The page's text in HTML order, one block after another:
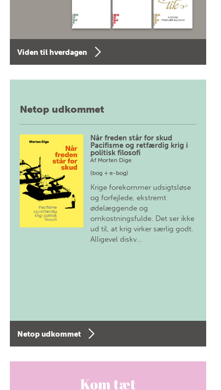
Viden til hverdagen
Netop udkommet
Når freden står for skud
Pacifisme og retfærdig krig i
politisk filosofi
Af Morten Dige
(bog + e-bog)
Krige forekommer udsigtsløse
og forfejlede, ekstremt
ødelæggende og
omkostningsfulde. Det ser ikke
ud til, at krig virker særlig godt.
Alligevel diskv…
Netop udkommet